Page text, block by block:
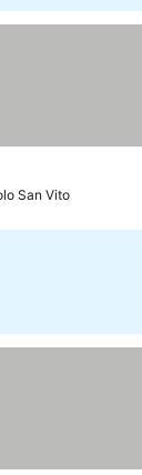
San Vito